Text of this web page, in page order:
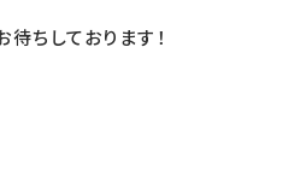
ちしております！